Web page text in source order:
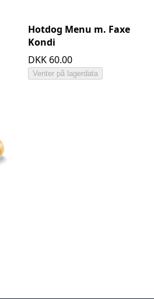
Hotdog Menu m. Faxe
Kondi
DKK 60.00
Venter på lagerdata